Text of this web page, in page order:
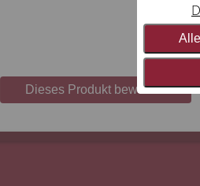
Dieses Produkt bewerten